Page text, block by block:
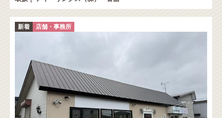
新着 店舗・事務所